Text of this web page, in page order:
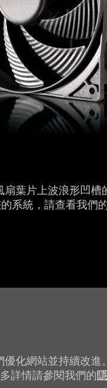
化網站並持續改進
詳情請參閱我們的
葉片上波浪形凹槽
系統，請查看我們